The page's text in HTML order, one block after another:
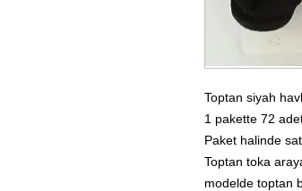
Toptan siyah
1 pakette 72
Paket halinde
Toptan toka
modelde toptan